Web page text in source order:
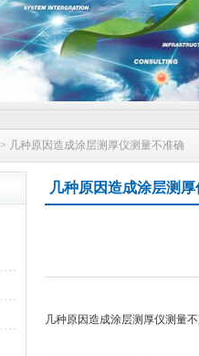
> 几种原因造成涂层测厚仪测量不准确
几种原因造成涂层测
几种原因造成涂层测厚仪测量